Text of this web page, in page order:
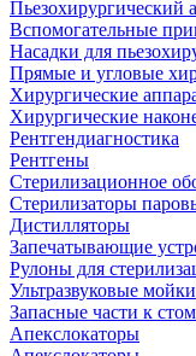
Пьезохирургический
Вспомогательные
Насадки для
Прямые и угловые
Хирургические
Хирургические
Рентгендиагностика
Рентгены
Стерилизационное
Стерилизаторы
Дистилляторы
Запечатывающие
Рулоны для
Ультразвуковые мойки
Запасные части к
Апекслокаторы